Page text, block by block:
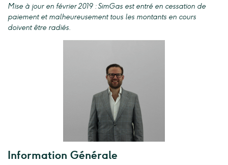
Mise à jour en février 2019 : SimGas est entré en cessation de
paiement et malheureusement tous les montants en cours
doivent être radiés.
Information Générale